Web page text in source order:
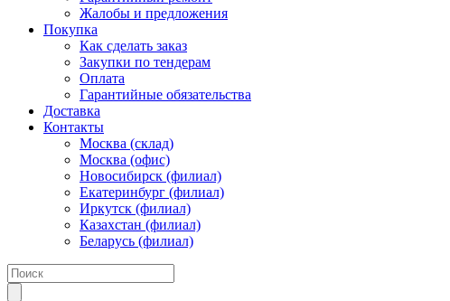
Жалобы и предложения
Покупка
Как сделать заказ
Закупки по тендерам
Оплата
Гарантийные обязательства
Доставка
Контакты
Москва (склад)
Москва (офис)
Новосибирск (филиал)
Екатеринбург (филиал)
Иркутск (филиал)
Казахстан (филиал)
Беларусь (филиал)